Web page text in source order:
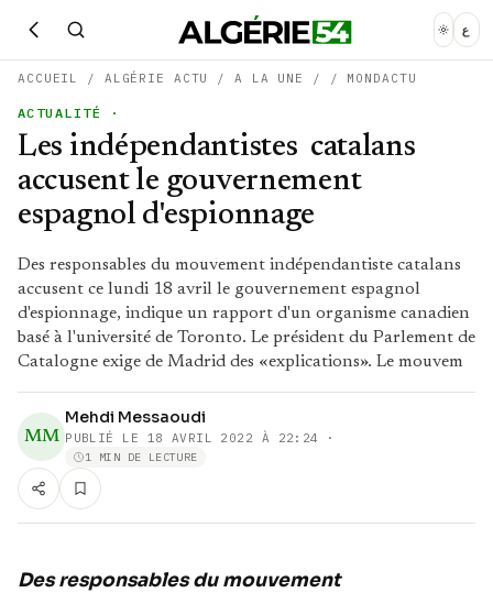
ع
ACCUEIL / ALGÉRIE ACTU /A LA UNE / / MONDACTU
ACTUALITÉ ·
Les indépendantistes catalans
accusent le gouvernement
espagnol d'espionnage
Des responsables du mouvement indépendantiste catalans
accusent ce lundi 18 avril le gouvernement espagnol
d'espionnage, indique un rapport d'un organisme canadien
basé à l'université de Toronto. Le président du Parlement de
Catalogne exige de Madrid des «explications». Le mouvem
MM
Mehdi Messaoudi
PUBLIÉ LE 18 AVRIL 2022 À 22:24 ·
1 MIN DE LECTURE
Des responsables du mouvement